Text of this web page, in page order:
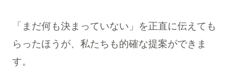
「まだ何も決まっていない」を正直に伝えても
らったほうが、私たちも的確な提案ができま
す。